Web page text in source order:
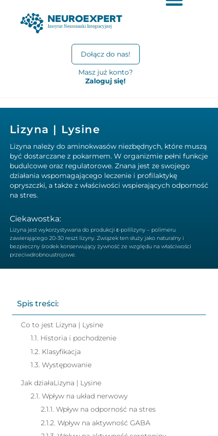
Dołącz do nas!
Masz już konto?
Zaloguj się!
Lizyna | Lysine
Lizyna należy do aminokwasów niezbędnych, które muszą
być dostarczane z pokarmem. W organizmie pełni funkcje
budulcowe oraz regulatorowe. Znana jest ze swojego
działania wspomagającego leczenie i profilaktykę
opryszczki, a także z właściwości wspierających odporność
na stres.
Ciekawostka:
Lizyna jest wykorzystywana do produkcji ε-polilizyny – polimeru
zawierającego 20-30 reszt lizyny. Związek ten służy jako naturalny i
bezpieczny środek konserwujący żywność ze względu na właściwości
przeciwdrobnoustrojowe.
Spis treści:
Co to jest Lizyna | Lysine
1.1. Historia i pochodzenie
1.2. Klasyfikacja
1.3. Występowanie
Jak działaLizyna | Lysine
2.1. Wpływ na układ nerwowy
2.1.1. Wpływ na odporność na stres
2.1.2. Wpływ na aktywność GABA